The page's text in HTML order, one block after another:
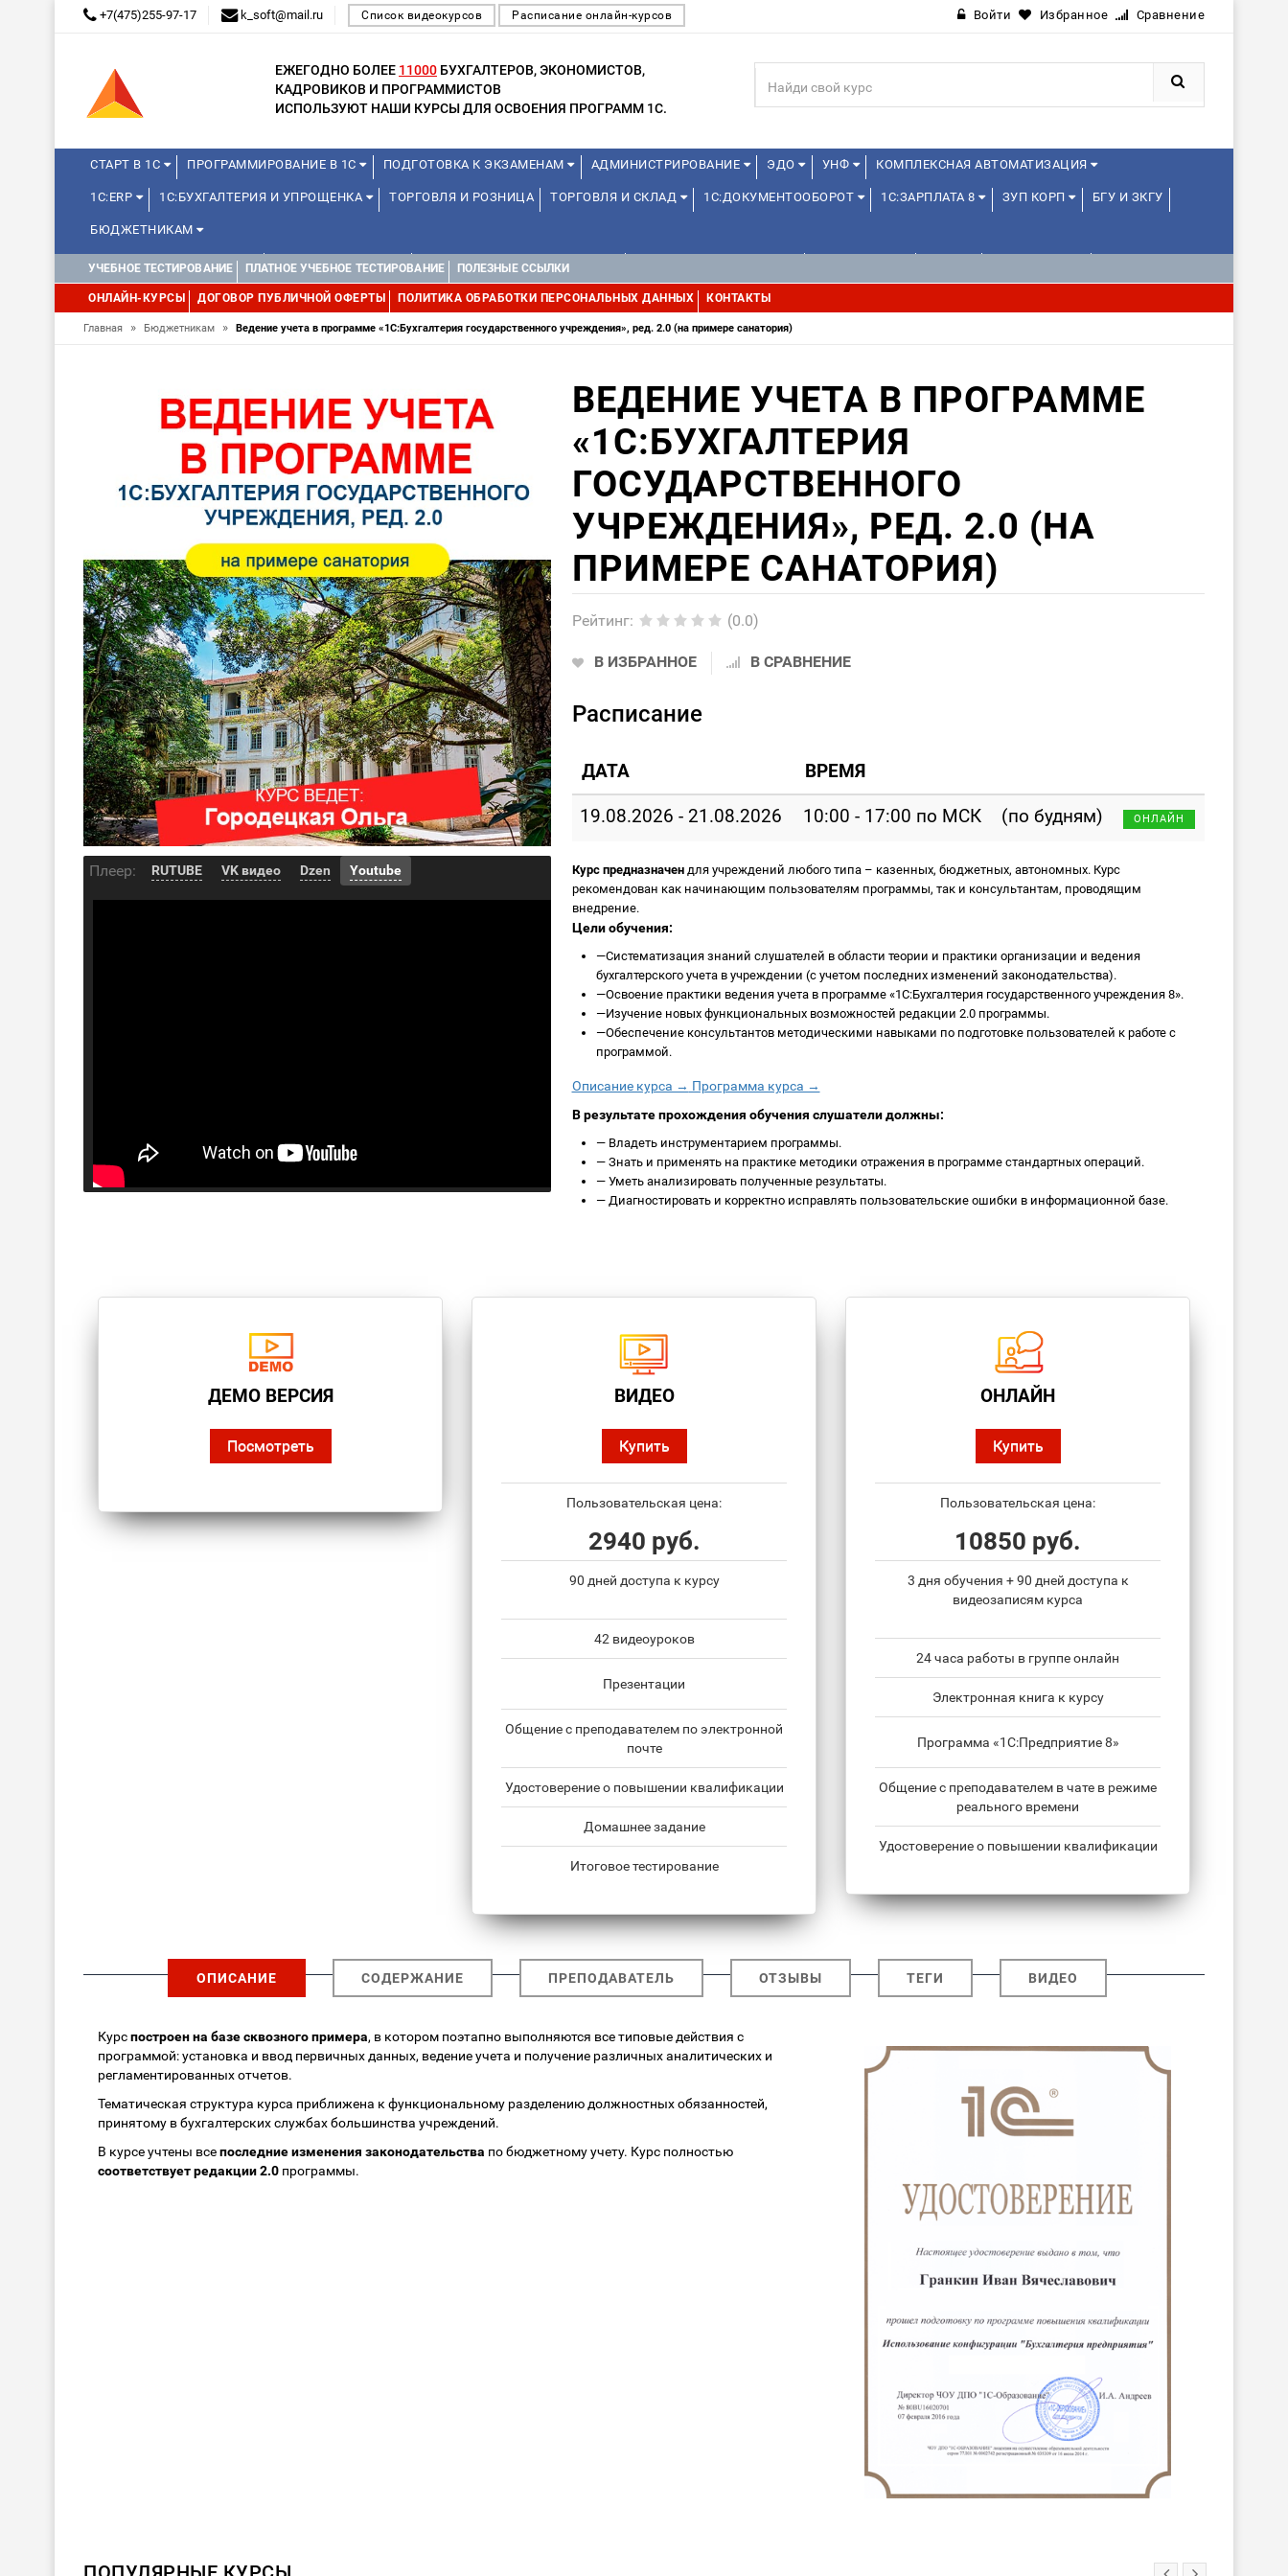
+7(475)255-97-17 k_soft@mail.ru Список видеокурсов Расписание онлайн-курсов Войти Избранное Сравнение
ЕЖЕГОДНО БОЛЕЕ 11000 БУХГАЛТЕРОВ, ЭКОНОМИСТОВ,
КАДРОВИКОВ И ПРОГРАММИСТОВ
ИСПОЛЬЗУЮТ НАШИ КУРСЫ ДЛЯ ОСВОЕНИЯ ПРОГРАММ 1С.
СТАРТ В 1С ПРОГРАММИРОВАНИЕ В 1С ПОДГОТОВКА К ЭКЗАМЕНАМ АДМИНИСТРИРОВАНИЕ ЭДО УНФ КОМПЛЕКСНАЯ АВТОМАТИЗАЦИЯ
1С:ERP 1С:БУХГАЛТЕРИЯ И УПРОЩЕНКА ТОРГОВЛЯ И РОЗНИЦА ТОРГОВЛЯ И СКЛАД 1С:ДОКУМЕНТООБОРОТ 1С:ЗАРПЛАТА 8 ЗУП КОРП БГУ И ЗКГУ
БЮДЖЕТНИКАМ
КУРСЫ ДЛЯ ШКОЛЬНИКОВ ДЛЯ ШКОЛЬНИКОВ 1С:УПРАВЛЕНИЕ ХОЛДИНГОМ
WEB, JAVA И ANDROID
УЧЕБНОЕ ТЕСТИРОВАНИЕ ПЛАТНОЕ УЧЕБНОЕ ТЕСТИРОВАНИЕ ПОЛЕЗНЫЕ ССЫЛКИ
ОНЛАЙН-КУРСЫ ДОГОВОР ПУБЛИЧНОЙ ОФЕРТЫ ПОЛИТИКА ОБРАБОТКИ ПЕРСОНАЛЬНЫХ ДАННЫХ КОНТАКТЫ
Главная » Бюджетникам » Ведение учета в программе «1С:Бухгалтерия государственного учреждения», ред. 2.0 (на примере санатория)
Плеер: RUTUBE VK видео Dzen Youtube
ВЕДЕНИЕ УЧЕТА В ПРОГРАММЕ
«1С:БУХГАЛТЕРИЯ
ГОСУДАРСТВЕННОГО
УЧРЕЖДЕНИЯ», РЕД. 2.0 (НА
ПРИМЕРЕ САНАТОРИЯ)
Рейтинг: (0.0)
В ИЗБРАННОЕ В СРАВНЕНИЕ
Расписание
ДАТА ВРЕМЯ
19.08.2026 - 21.08.2026 10:00 - 17:00 по МСК (по будням) ОНЛАЙН
Курс предназначендля учреждений любого типа – казенных, бюджетных, автономных. Курс
рекомендован как начинающим пользователям программы, так и консультантам, проводящим
внедрение.
Цели обучения:
—Систематизация знаний слушателей в области теории и практики организации и ведения
бухгалтерского учета в учреждении (с учетом последних изменений законодательства).
—Освоение практики ведения учета в программе «1С:Бухгалтерия государственного учреждения 8».
—Изучение новых функциональных возможностей редакции 2.0 программы.
—Обеспечение консультантов методическими навыками по подготовке пользователей к работе с
программой.
Описание курса → Программа курса →
В результате прохождения обучения слушатели должны:
—Владеть инструментарием программы.
—Знать и применять на практике методики отражения в программе стандартных операций.
—Уметь анализировать полученные результаты.
—Диагностировать и корректно исправлять пользовательские ошибки в информационной базе.
ДЕМО ВЕРСИЯ
Посмотреть
ВИДЕО
Купить
Пользовательская цена:
2940 руб.
90 дней доступа к курсу
42 видеоуроков
Презентации
Общение с преподавателем по электронной
почте
Удостоверение о повышении квалификации
Домашнее задание
Итоговое тестирование
ОНЛАЙН
Купить
Пользовательская цена:
10850 руб.
3 дня обучения + 90 дней доступа к
видеозаписям курса
24 часа работы в группе онлайн
Электронная книга к курсу
Программа «1С:Предприятие 8»
Общение с преподавателем в чате в режиме
реального времени
Удостоверение о повышении квалификации
ОПИСАНИЕ СОДЕРЖАНИЕ ПРЕПОДАВАТЕЛЬ ОТЗЫВЫ ТЕГИ ВИДЕО
Курспостроен на базе сквозного примера, в котором поэтапно выполняются все типовые действия с
программой: установка и ввод первичных данных, ведение учета и получение различных аналитических и
регламентированных отчетов.
Тематическая структура курса приближена к функциональному разделению должностных обязанностей,
принятому в бухгалтерских службах большинства учреждений.
В курсе учтены всепоследние изменения законодательства по бюджетному учету. Курс полностью
соответствует редакции 2.0 программы.